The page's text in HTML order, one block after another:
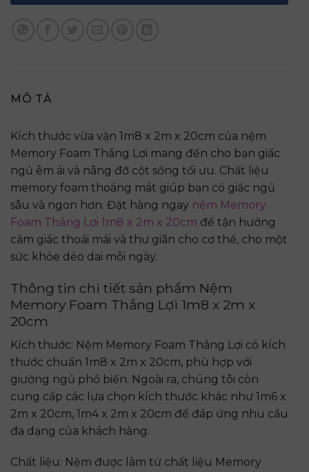
MÔ TẢ
Kích thước vừa vặn 1m8 x 2m x 20cm của nệm
Memory Foam Thắng Lợi mang đến cho bạn giấc
ngủ êm ái và nâng đỡ cột sống tối ưu. Chất liệu
memory foam thoáng mát giúp bạn có giấc ngủ
sâu và ngon hơn. Đặt hàng ngay nệm Memory
Foam Thắng Lợi 1m8 x 2m x 20cm để tận hưởng
cảm giác thoải mái và thư giãn cho cơ thể, cho một
sức khỏe dẻo dai mỗi ngày.
Thông tin chi tiết sản phẩm Nệm
Memory Foam Thắng Lợi 1m8 x 2m x
20cm
Kích thước: Nệm Memory Foam Thắng Lợi có kích
thước chuẩn 1m8 x 2m x 20cm, phù hợp với
giường ngủ phổ biến. Ngoài ra, chúng tôi còn
cung cấp các lựa chọn kích thước khác như 1m6 x
2m x 20cm, 1m4 x 2m x 20cm để đáp ứng nhu cầu
đa dạng của khách hàng.
Chất liệu: Nệm được làm từ chất liệu Memory